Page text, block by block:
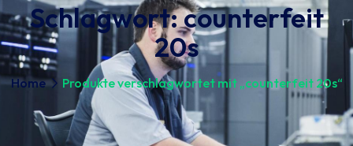
Schlagwort:counterfeit
20s
Home Produkte verschlagwortet mit „counterfeit 20s“